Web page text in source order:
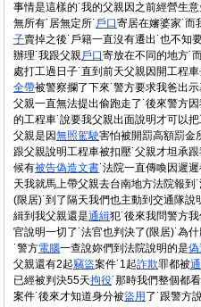
事情是這樣的˙我的父親因之前經營生
無所有˙居無定所˙ 戶口寄居在嬸婆家˙而
子賣掉之後˙戶籍一直沒有遷出˙也不知
辦理˙我跟父親戶口寄放在不同的地方˙
處打工過日子˙直到前天父親因開工程
全帶被警察攔了下來˙警方要求我爸出
父親一直無法提出偷跑走了˙後來警方
的工程車˙說要我父親出面說明才可以
父親是因無照駕駛害怕被開罰高額罰金
跟父親說明工程車被扣壓˙父親才坦承
候有被告偽造文書˙法院一直傳喚因遲
天我就馬上帶父親去台南地方法院報到
(限居)˙到了隔天我們也主動到交通隊說
緝到我父親還是通緝犯˙後來我問警方
官說明一切了˙法官也判決了(限居)˙為
˙警方電腦一查說妳們到法院說明的是
父親還有2起竊盜案件˙1起詐欺罪都被
已經被判決55天拘役˙那時我們整個都
案件˙後來才知道身分被盜用 了˙跟警方